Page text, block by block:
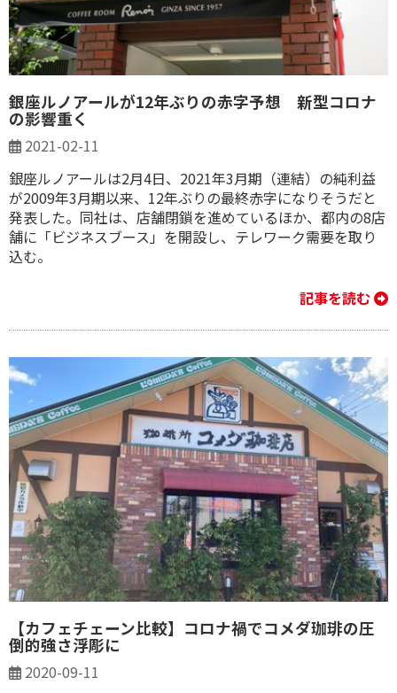
銀座ルノアールが12年ぶりの赤字予想 新型コロナ
の影響重く
2021-02-11
銀座ルノアールは2月4日、2021年3月期（連結）の純利益
が2009年3月期以来、12年ぶりの最終赤字になりそうだと
発表した。同社は、店舗閉鎖を進めているほか、都内の8店
舗に「ビジネスブース」を開設し、テレワーク需要を取り
込む。
記事を読む
【カフェチェーン比較】コロナ禍でコメダ珈琲の圧
倒的強さ浮彫に
2020-09-11